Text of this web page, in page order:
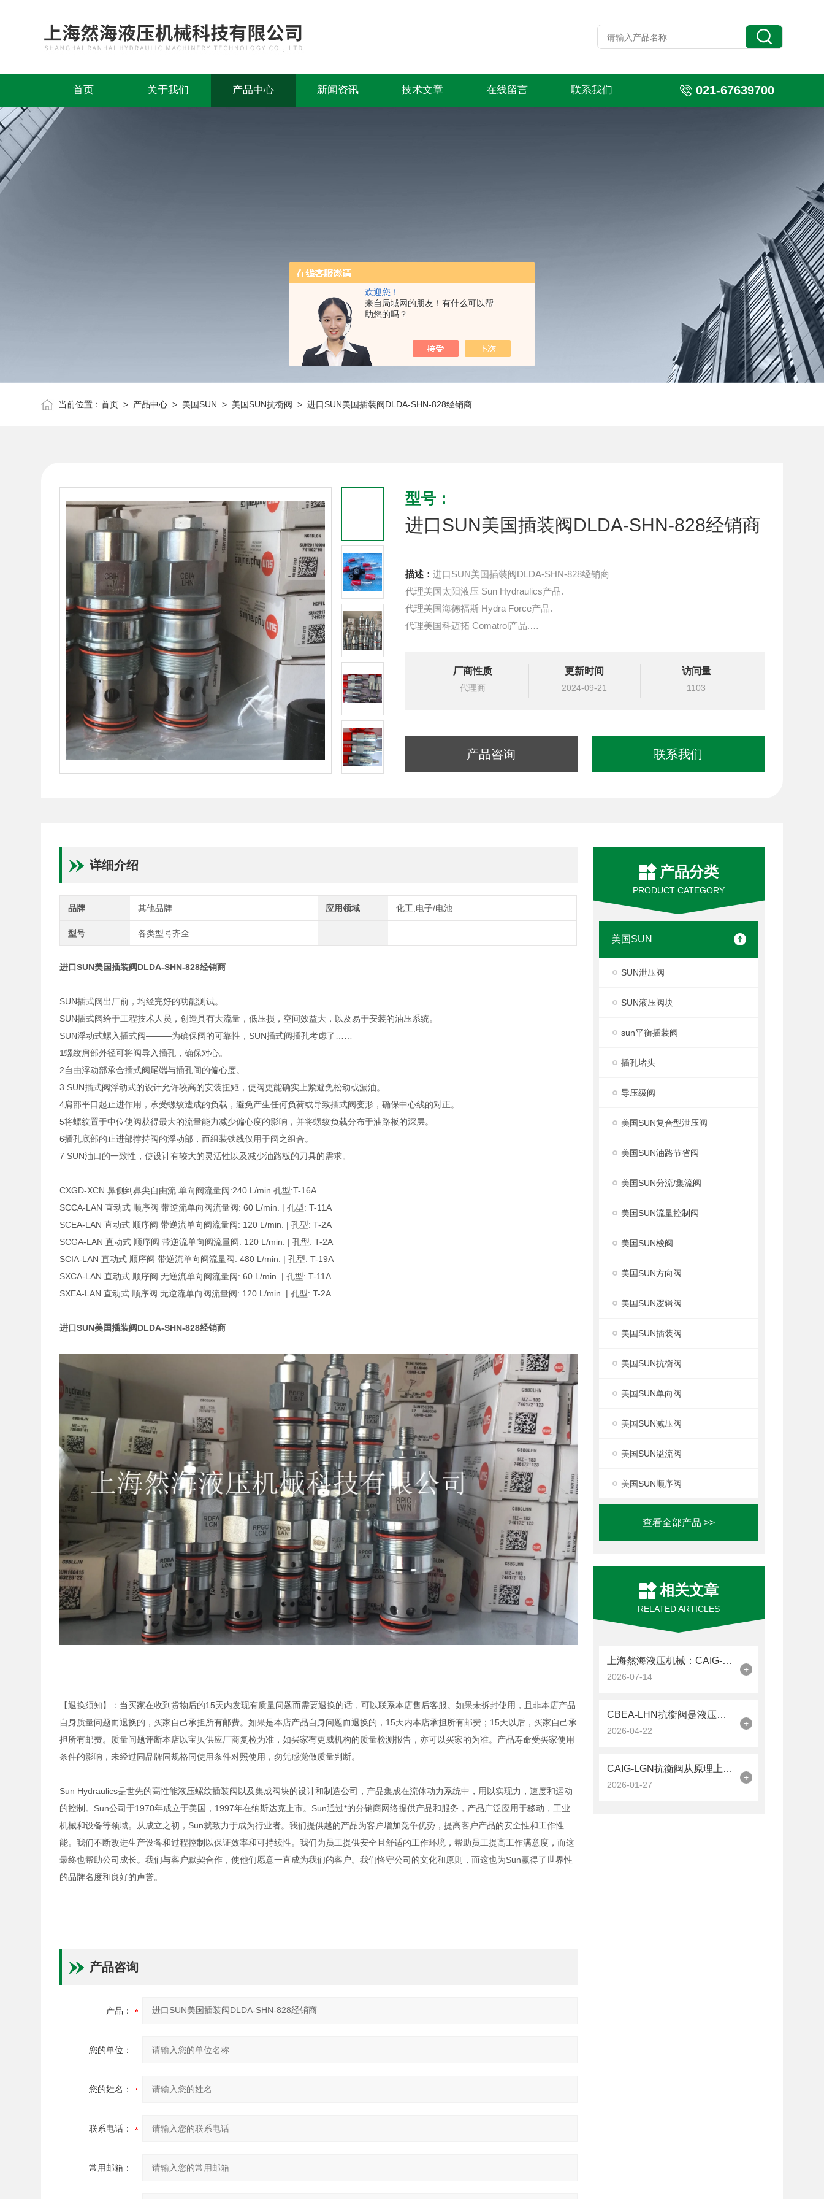
欢迎您！
来自局域网的朋友！有什么可以帮
助您的吗？
首页 关于我们 产品中心 新闻资讯 技术文章 在线留言 联系我们 021-67639700
当前位置：首页 > 产品中心 > 美国SUN > 美国SUN抗衡阀 > 进口SUN美国插装阀DLDA-SHN-828经销商
型号：
进口SUN美国插装阀DLDA-SHN-828经销商
描述： 进口SUN美国插装阀DLDA-SHN-828经销商
代理美国太阳液压 Sun Hydraulics产品.
代理美国海德福斯 Hydra Force产品.
代理美国科迈拓 Comatrol产品.
液压油缸，经销力士乐、派克、中国台湾北部等液压元件
厂商性质
代理商
更新时间
2024-09-21
访问量
1103
产品咨询 联系我们
产品分类
PRODUCT CATEGORY
美国SUN
SUN泄压阀
SUN液压阀块
sun平衡插装阀
插孔堵头
导压级阀
美国SUN复合型泄压阀
美国SUN油路节省阀
美国SUN分流/集流阀
美国SUN流量控制阀
美国SUN梭阀
美国SUN方向阀
美国SUN逻辑阀
美国SUN插装阀
美国SUN抗衡阀
美国SUN单向阀
美国SUN减压阀
美国SUN溢流阀
美国SUN顺序阀
查看全部产品 >>
相关文章
RELATED ARTICLES
上海然海液压机械：CAIG-LGN抗衡阀的品质之选——实测数据解析
2026-07-14
+
CBEA-LHN抗衡阀是液压系统中的平衡卫士
2026-04-22
+
CAIG-LGN抗衡阀从原理上可分解为以下三个层面
2026-01-27
+
详细介绍
品牌 其他品牌 应用领域 化工,电子/电池
型号 各类型号齐全
进口SUN美国插装阀DLDA-SHN-828经销商
SUN插式阀出厂前，均经完好的功能测试。
SUN插式阀给于工程技术人员，创造具有大流量，低压损，空间效益大，以及易于安装的油压系统。
SUN浮动式螺入插式阀———为确保阀的可靠性，SUN插式阀插孔考虑了……
1螺纹肩部外径可将阀导入插孔，确保对心。
2自由浮动部承合插式阀尾端与插孔间的偏心度。
3 SUN插式阀浮动式的设计允许较高的安装扭矩，使阀更能确实上紧避免松动或漏油。
4肩部平口起止进作用，承受螺纹造成的负载，避免产生任何负荷或导致插式阀变形，确保中心线的对正。
5将螺纹置于中位使阀获得最大的流量能力减少偏心度的影响，并将螺纹负载分布于油路板的深层。
6插孔底部的止进部撑持阀的浮动部，而组装铁线仅用于阀之组合。
7 SUN油口的一致性，使设计有较大的灵活性以及减少油路板的刀具的需求。
CXGD-XCN 鼻侧到鼻尖自由流 单向阀流量阀:240 L/min.孔型:T-16A
SCCA-LAN 直动式 顺序阀 带逆流单向阀流量阀: 60 L/min. | 孔型: T-11A
SCEA-LAN 直动式 顺序阀 带逆流单向阀流量阀: 120 L/min. | 孔型: T-2A
SCGA-LAN 直动式 顺序阀 带逆流单向阀流量阀: 120 L/min. | 孔型: T-2A
SCIA-LAN 直动式 顺序阀 带逆流单向阀流量阀: 480 L/min. | 孔型: T-19A
SXCA-LAN 直动式 顺序阀 无逆流单向阀流量阀: 60 L/min. | 孔型: T-11A
SXEA-LAN 直动式 顺序阀 无逆流单向阀流量阀: 120 L/min. | 孔型: T-2A
进口SUN美国插装阀DLDA-SHN-828经销商
【退换须知】：当买家在收到货物后的15天内发现有质量问题而需要退换的话，可以联系本店售后客服。如果未拆封使用，且非本店产品
自身质量问题而退换的，买家自己承担所有邮费。如果是本店产品自身问题而退换的，15天内本店承担所有邮费；15天以后，买家自己承
担所有邮费。质量问题评断本店以宝贝供应厂商复检为准，如买家有更威机构的质量检测报告，亦可以买家的为准。产品寿命受买家使用
条件的影响，未经过同品牌同规格同使用条件对照使用，勿凭感觉做质量判断。
Sun Hydraulics是世先的高性能液压螺纹插装阀以及集成阀块的设计和制造公司，产品集成在流体动力系统中，用以实现力，速度和运动
的控制。Sun公司于1970年成立于美国，1997年在纳斯达克上市。Sun通过*的分销商网络提供产品和服务，产品广泛应用于移动，工业
机械和设备等领域。从成立之初，Sun就致力于成为行业者。我们提供越的产品为客户增加竞争优势，提高客户产品的安全性和工作性
能。我们不断改进生产设备和过程控制以保证效率和可持续性。我们为员工提供安全且舒适的工作环境，帮助员工提高工作满意度，而这
最终也帮助公司成长。我们与客户默契合作，使他们愿意一直成为我们的客户。我们恪守公司的文化和原则，而这也为Sun赢得了世界性
的品牌名度和良好的声誉。
产品咨询
产品：
您的单位：
您的姓名：
联系电话：
常用邮箱：